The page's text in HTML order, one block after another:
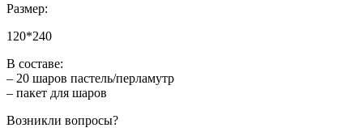
Размер:
120*240
В составе:
– 20 шаров пастель/перламутр
– пакет для шаров
Возникли вопросы?